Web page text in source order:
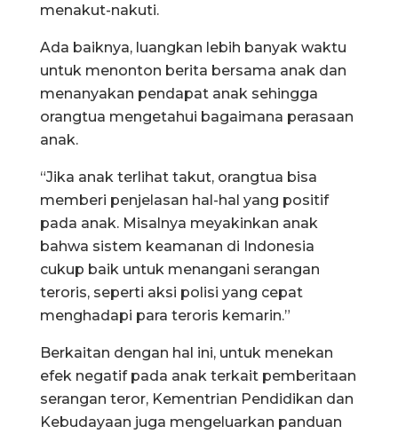
menakut-nakuti.
Ada baiknya, luangkan lebih banyak waktu
untuk menonton berita bersama anak dan
menanyakan pendapat anak sehingga
orangtua mengetahui bagaimana perasaan
anak.
“Jika anak terlihat takut, orangtua bisa
memberi penjelasan hal-hal yang positif
pada anak. Misalnya meyakinkan anak
bahwa sistem keamanan di Indonesia
cukup baik untuk menangani serangan
teroris, seperti aksi polisi yang cepat
menghadapi para teroris kemarin.”
Berkaitan dengan hal ini, untuk menekan
efek negatif pada anak terkait pemberitaan
serangan teror, Kementrian Pendidikan dan
Kebudayaan juga mengeluarkan panduan